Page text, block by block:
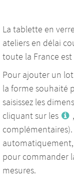
La tablette en
ateliers en délai
toute la France
Pour ajouter un
la forme souhaité
saisissez les
cliquant sur les
automatiquement,
pour commander
mesures.